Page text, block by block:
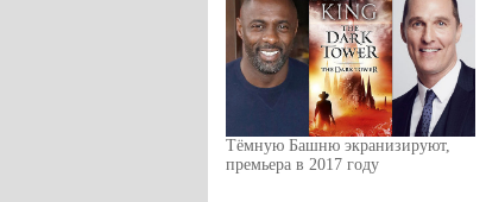
Тёмную Башню экранизируют,
премьера в 2017 году